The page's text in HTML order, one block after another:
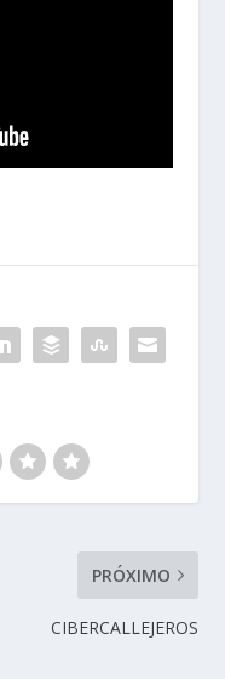
PRÓXIMO
CIBERCALLEJEROS